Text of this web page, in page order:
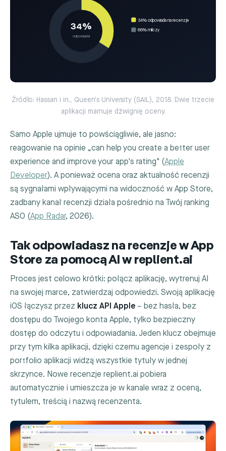
34%
odpowiada
34% odpowiada na recenzje
66% milczy
Źródło: Hassan i in., Queen's University (SAIL), 2018. Dwie trzecie
aplikacji marnuje dźwignię oceny.
Samo Apple ujmuje to powściągliwie, ale jasno:
reagowanie na opinie „can help you create a better user
experience and improve your app's rating" (Apple
Developer). A ponieważ ocena oraz aktualność recenzji
są sygnałami wpływającymi na widoczność w App Store,
zadbany kanał recenzji działa pośrednio na Twój ranking
ASO (App Radar, 2026).
Tak odpowiadasz na recenzje w App
Store za pomocą AI w replient.ai
Proces jest celowo krótki: połącz aplikację, wytrenuj AI
na swojej marce, zatwierdzaj odpowiedzi. Swoją aplikację
iOS łączysz przez klucz API Apple – bez hasła, bez
dostępu do Twojego konta Apple, tylko bezpieczny
dostęp do odczytu i odpowiadania. Jeden klucz obejmuje
przy tym kilka aplikacji, dzięki czemu agencje i zespoły z
portfolio aplikacji widzą wszystkie tytuły w jednej
skrzynce. Nowe recenzje replient.ai pobiera
automatycznie i umieszcza je w kanale wraz z oceną,
tytułem, treścią i nazwą recenzenta.